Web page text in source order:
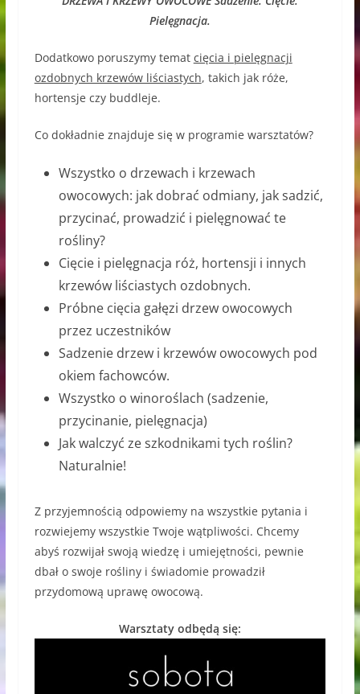
Pielęgnacja.
Dodatkowo poruszymy temat cięcia i pielęgnacji
ozdobnych krzewów liściastych, takich jak róże,
hortensje czy buddleje.
Co dokładnie znajduje się w programie warsztatów?
Wszystko o drzewach i krzewach
owocowych: jak dobrać odmiany, jak sadzić,
przycinać, prowadzić i pielęgnować te
rośliny?
Cięcie i pielęgnacja róż, hortensji i innych
krzewów liściastych ozdobnych.
Próbne cięcia gałęzi drzew owocowych
przez uczestników
Sadzenie drzew i krzewów owocowych pod
okiem fachowców.
Wszystko o winoroślach (sadzenie,
przycinanie, pielęgnacja)
Jak walczyć ze szkodnikami tych roślin?
Naturalnie!
Z przyjemnością odpowiemy na wszystkie pytania i
rozwiejemy wszystkie Twoje wątpliwości. Chcemy
abyś rozwijał swoją wiedzę i umiejętności, pewnie
dbał o swoje rośliny i świadomie prowadził
przydomową uprawę owocową.
Warsztaty odbędą się: